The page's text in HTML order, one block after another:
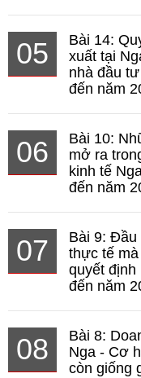
05
Bài 14:
xuất tại
nhà đầu
đến năm
06
Bài 10:
mở ra
kinh tế
đến năm
07
Bài 9: Đầu
thực tế
quyết
đến năm
08
Bài 8:
Nga - Cơ
còn giống